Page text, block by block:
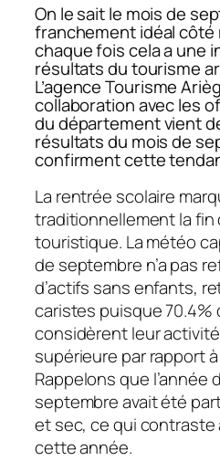
On le sait le mois de
franchement idéal côté
chaque fois cela a une
résultats du tourisme
L’agence Tourisme
collaboration avec les
du département vient
résultats du mois de
confirment cette
La rentrée scolaire
traditionnellement la fin
touristique. La météo
de septembre n’a pas
d’actifs sans enfants,
caristes puisque
considèrent leur
supérieure par rapport
Rappelons que l’année
septembre avait été
et sec, ce qui contraste
cette année.